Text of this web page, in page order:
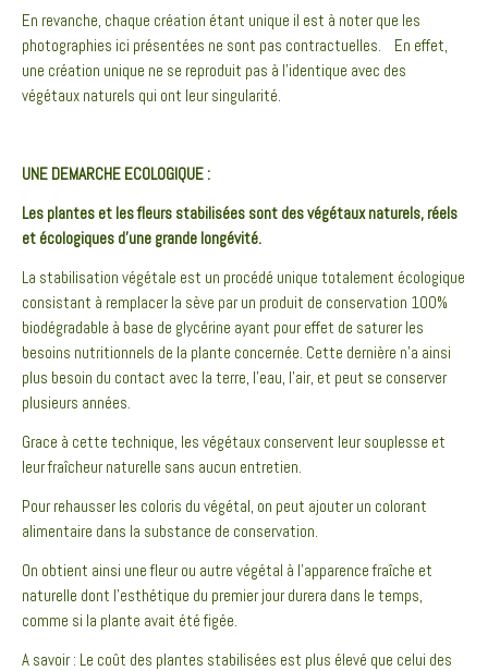
En revanche, chaque création étant unique il est à noter que les
photographies ici présentées ne sont pas contractuelles. En effet,
une création unique ne se reproduit pas à l’identique avec des
végétaux naturels qui ont leur singularité.
UNE DEMARCHE ECOLOGIQUE :
Les plantes et les fleurs stabilisées sont des végétaux naturels, réels
et écologiques d’une grande longévité.
La stabilisation végétale est un procédé unique totalement écologique
consistant à remplacer la sève par un produit de conservation 100%
biodégradable à base de glycérine ayant pour effet de saturer les
besoins nutritionnels de la plante concernée. Cette dernière n’a ainsi
plus besoin du contact avec la terre, l’eau, l’air, et peut se conserver
plusieurs années.
Grace à cette technique, les végétaux conservent leur souplesse et
leur fraîcheur naturelle sans aucun entretien.
Pour rehausser les coloris du végétal, on peut ajouter un colorant
alimentaire dans la substance de conservation.
On obtient ainsi une fleur ou autre végétal à l’apparence fraîche et
naturelle dont l’esthétique du premier jour durera dans le temps,
comme si la plante avait été figée.
A savoir : Le coût des plantes stabilisées est plus élevé que celui des